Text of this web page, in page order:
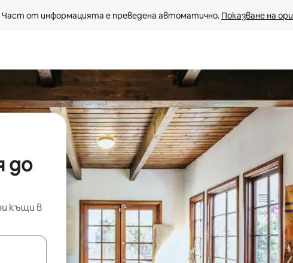
Част от информацията е преведена автоматично. Показване на
до
къщи в
клавишите със стрелки нагоре и надолу или навигирайте